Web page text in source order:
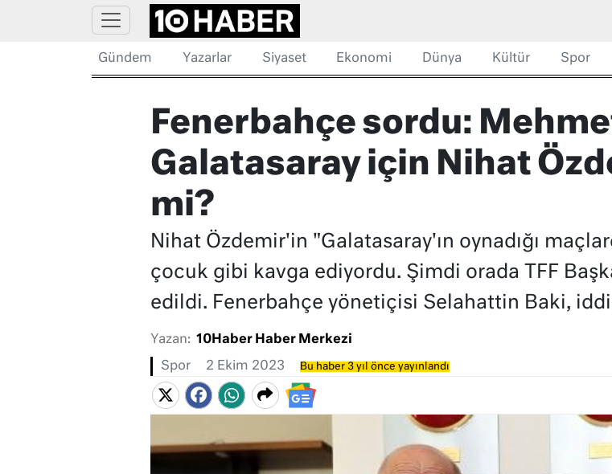
Gündem Yazarlar Siyaset Ekonomi Dünya Kültür Spor
Fenerbahçe sordu:
Galatasaray için Nihat
mi?
Nihat Özdemir'in "Galatasaray'ın oynadığı
çocuk gibi kavga ediyordu. Şimdi orada TFF
edildi. Fenerbahçe yönetiçisi Selahattin Baki,
Yazan: 10Haber Haber Merkezi
Spor 2 Ekim 2023 Bu haber 3 yıl önce yayınlandı